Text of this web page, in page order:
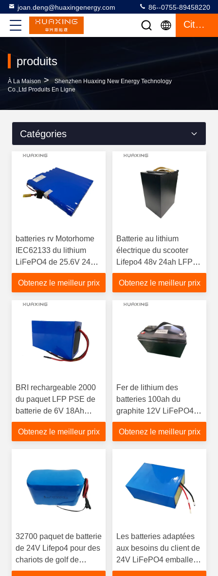
joan.deng@huaxingenergy.com 86--0755-89458220
Citation
produits
À La Maison >
Shenzhen Huaxing New Energy Technology
Co.,Ltd Produits En Ligne
Catégories
batteries rv Motorhome
IEC62133 du lithium
LiFePO4 de 25.6V 24Ah
pour le caddie
Obtenez le meilleur prix
Batterie au lithium
électrique du scooter
Lifepo4 48v 24ah LFP
pour Ebike
Obtenez le meilleur prix
BRI rechargeable 2000
du paquet LFP PSE de
batterie de 6V 18Ah
LiFePO4 fait un cycle
Obtenez le meilleur prix
Fer de lithium des
batteries 100ah du
graphite 12V LiFePO4
avec BMS futé
Obtenez le meilleur prix
32700 paquet de batterie
de 24V Lifepo4 pour des
chariots de golf de
réverbère de stockage
Les batteries adaptées
aux besoins du client de
24V LiFePO4 emballent
la batterie au lithium